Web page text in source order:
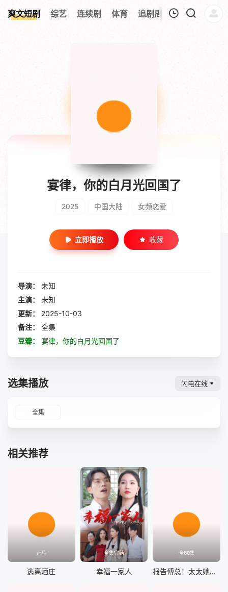
爽文短剧 综艺 连续剧 体育 追剧周表 今日更新
暂无观看影片的记录
宴律，你的白月光回国了
2025 中国大陆 女频恋爱
立即播放 收藏
导演：
未知
主演：
未知
更新：
2025-10-03
备注：
全集
豆瓣：
宴律，你的白月光回国了
选集播放 闪电在线
全集
相关推荐
正片
逃离酒庄
全集完结
幸福一家人
全68集
报告傅总！太太她又离家出走了